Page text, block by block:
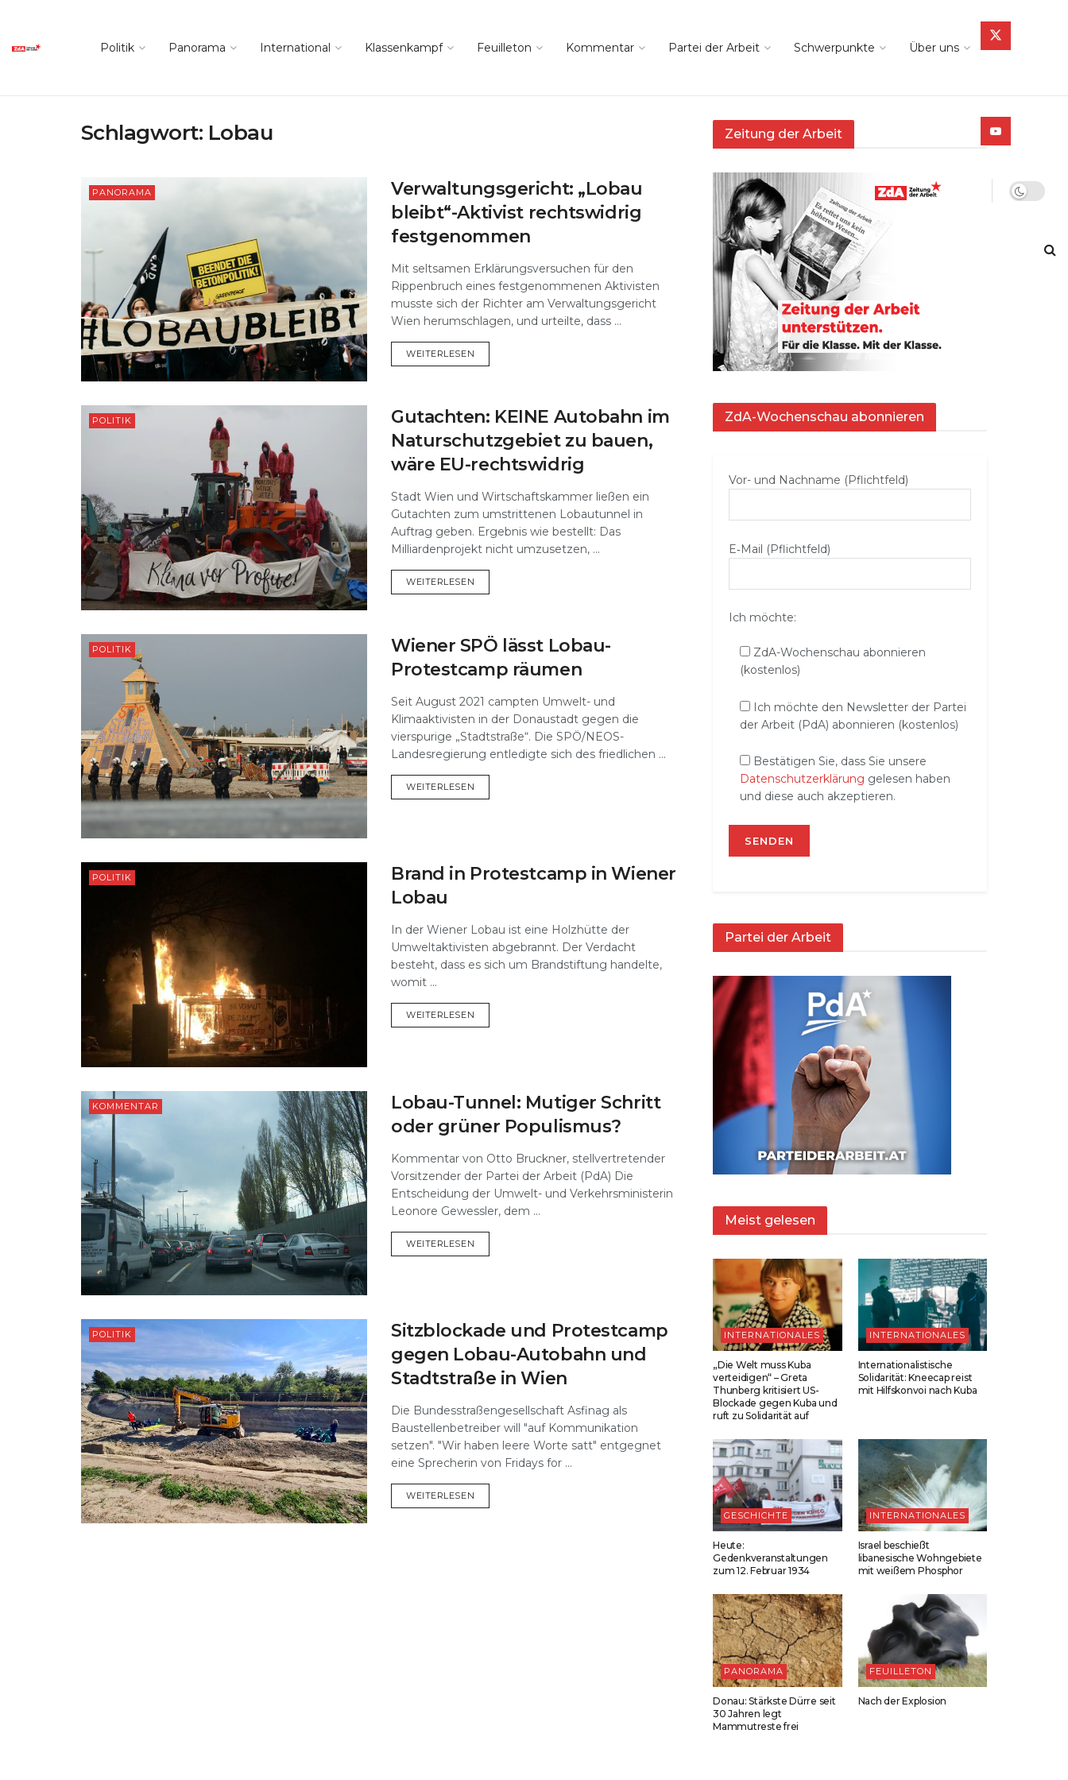
Politik Panorama International Klassenkampf Feuilleton Kommentar Partei der Arbeit Schwerpunkte Über uns
Schlagwort: Lobau
PANORAMA
Verwaltungsgericht: „Lobau
bleibt“-Aktivist rechtswidrig
festgenommen
Mit seltsamen Erklärungsversuchen für den
Rippenbruch eines festgenommenen Aktivisten
musste sich der Richter am Verwaltungsgericht
Wien herumschlagen, und urteilte, dass ...
WEITERLESEN
POLITIK
Gutachten: KEINE Autobahn im
Naturschutzgebiet zu bauen,
wäre EU-rechtswidrig
Stadt Wien und Wirtschaftskammer ließen ein
Gutachten zum umstrittenen Lobautunnel in
Auftrag geben. Ergebnis wie bestellt: Das
Milliardenprojekt nicht umzusetzen, ...
WEITERLESEN
POLITIK
Wiener SPÖ lässt Lobau-
Protestcamp räumen
Seit August 2021 campten Umwelt- und
Klimaaktivisten in der Donaustadt gegen die
vierspurige „Stadtstraße“. Die SPÖ/NEOS-
Landesregierung entledigte sich des friedlichen ...
WEITERLESEN
POLITIK
Brand in Protestcamp in Wiener
Lobau
In der Wiener Lobau ist eine Holzhütte der
Umweltaktivisten abgebrannt. Der Verdacht
besteht, dass es sich um Brandstiftung handelte,
womit ...
WEITERLESEN
KOMMENTAR
Lobau-Tunnel: Mutiger Schritt
oder grüner Populismus?
Kommentar von Otto Bruckner, stellvertretender
Vorsitzender der Partei der Arbeit (PdA) Die
Entscheidung der Umwelt- und Verkehrsministerin
Leonore Gewessler, dem ...
WEITERLESEN
POLITIK
Sitzblockade und Protestcamp
gegen Lobau-Autobahn und
Stadtstraße in Wien
Die Bundesstraßengesellschaft Asfinag als
Baustellenbetreiber will "auf Kommunikation
setzen". "Wir haben leere Worte satt" entgegnet
eine Sprecherin von Fridays for ...
WEITERLESEN
Zeitung der Arbeit
ZdA-Wochenschau abonnieren
Vor- und Nachname (Pflichtfeld)
E‑Mail (Pflichtfeld)
Ich möchte:
ZdA-Wochenschau abonnieren
(kostenlos)
Ich möchte den Newsletter der Partei
der Arbeit (PdA) abonnieren (kostenlos)
Bestätigen Sie, dass Sie unsere
Datenschutzerklärung gelesen haben
und diese auch akzeptieren.
Partei der Arbeit
Meist gelesen
INTERNATIONALES
„Die Welt muss Kuba
verteidigen“ – Greta
Thunberg kritisiert US-
Blockade gegen Kuba und
ruft zu Solidarität auf
INTERNATIONALES
Internationalistische
Solidarität: Kneecap reist
mit Hilfskonvoi nach Kuba
GESCHICHTE
Heute:
Gedenkveranstaltungen
zum 12. Februar 1934
INTERNATIONALES
Israel beschießt
libanesische Wohngebiete
mit weißem Phosphor
PANORAMA
Donau: Stärkste Dürre seit
30 Jahren legt
Mammutreste frei
FEUILLETON
Nach der Explosion